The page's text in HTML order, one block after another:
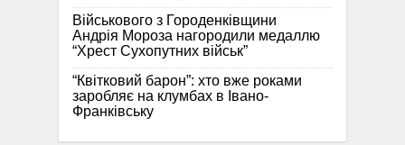
Військового з Городенківщини
Андрія Мороза нагородили медаллю
“Хрест Сухопутних військ”
“Квітковий барон”: хто вже роками
заробляє на клумбах в Івано-
Франківську